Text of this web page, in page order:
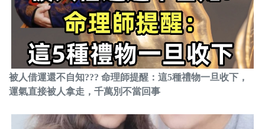
被人借運還不自知??? 命理師提醒：這5種禮物一旦收下，
運氣直接被人拿走，千萬別不當回事